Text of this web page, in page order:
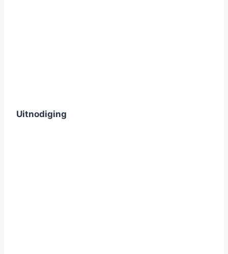
Uitnodiging